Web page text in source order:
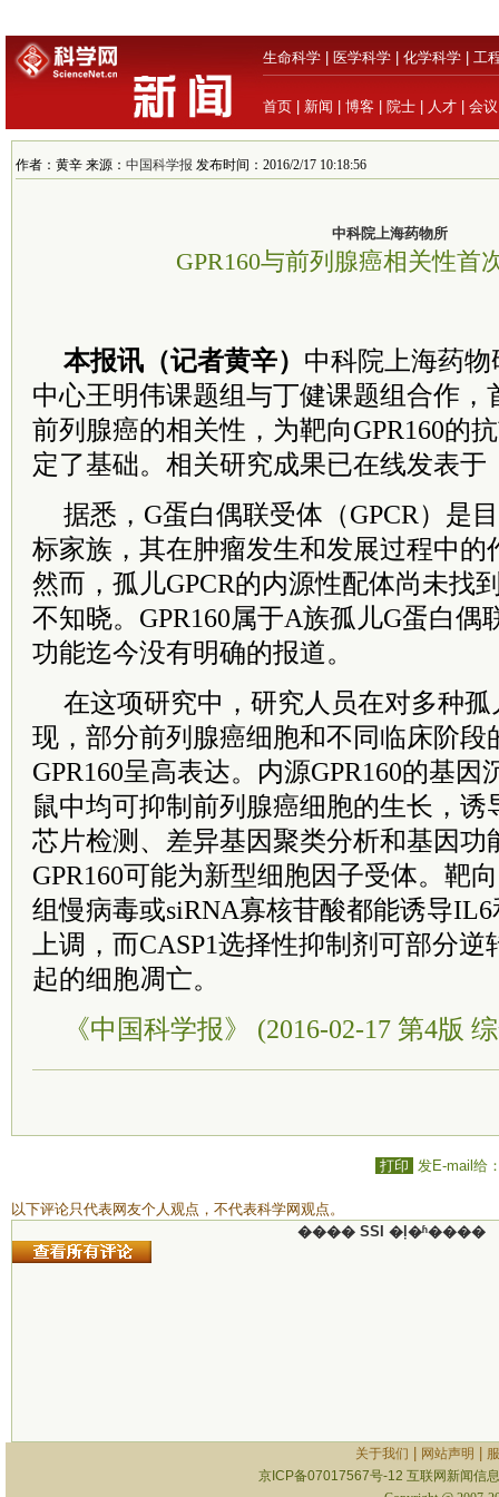
生命科学 医学科学 化学科学 工
首页 新闻 博客 院士 人才 会议
作者：黄辛 来源： 中国科学报 发布时间：2016/2/17 10:18:56
中科院上海药物所
GPR160与前列腺癌相关性首
本报讯（记者黄辛） 中科院上海药
中心王明伟课题组与丁健课题组合作，
前列腺癌的相关性，为靶向GPR160的
定了基础。相关研究成果已在线发表于
据悉，G蛋白偶联受体（GPCR）是
标家族，其在肿瘤发生和发展过程中的
然而，孤儿GPCR的内源性配体尚未找
不知晓。GPR160属于A族孤儿G蛋白偶
功能迄今没有明确的报道。
在这项研究中，研究人员在对多种孤
现，部分前列腺癌细胞和不同临床阶段
GPR160呈高表达。内源GPR160的基
鼠中均可抑制前列腺癌细胞的生长，诱
芯片检测、差异基因聚类分析和基因功
GPR160可能为新型细胞因子受体。靶
组慢病毒或siRNA寡核苷酸都能诱导IL6
上调，而CASP1选择性抑制剂可部分逆
起的细胞凋亡。
《中国科学报》 (2016-02-17 第4版
打印 发E-mail给
以下评论只代表网友个人观点，不代表科学网观点。
���� SSI �ļ�ʱ����
关于我们 网站声明
京ICP备07017567号-12 互联网新闻信